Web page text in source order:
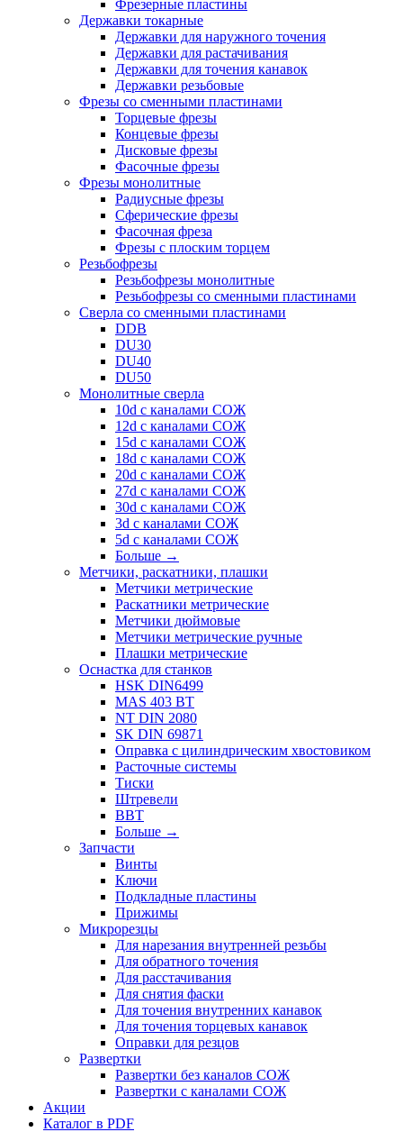
Фрезерные пластины
Державки токарные
Державки для наружного точения
Державки для растачивания
Державки для точения канавок
Державки резьбовые
Фрезы со сменными пластинами
Торцевые фрезы
Концевые фрезы
Дисковые фрезы
Фасочные фрезы
Фрезы монолитные
Радиусные фрезы
Сферические фрезы
Фасочная фреза
Фрезы с плоским торцем
Резьбофрезы
Резьбофрезы монолитные
Резьбофрезы со сменными пластинами
Сверла со сменными пластинами
DDB
DU30
DU40
DU50
Монолитные сверла
10d с каналами СОЖ
12d с каналами СОЖ
15d с каналами СОЖ
18d с каналами СОЖ
20d с каналами СОЖ
27d с каналами СОЖ
30d с каналами СОЖ
3d с каналами СОЖ
5d с каналами СОЖ
Больше →
Метчики, раскатники, плашки
Метчики метрические
Раскатники метрические
Метчики дюймовые
Метчики метрические ручные
Плашки метрические
Оснастка для станков
HSK DIN6499
MAS 403 BT
NT DIN 2080
SK DIN 69871
Оправка с цилиндрическим хвостовиком
Расточные системы
Тиски
Штревели
BBT
Больше →
Запчасти
Винты
Ключи
Подкладные пластины
Прижимы
Микрорезцы
Для нарезания внутренней резьбы
Для обратного точения
Для расстачивания
Для снятия фаски
Для точения внутренних канавок
Для точения торцевых канавок
Оправки для резцов
Развертки
Развертки без каналов СОЖ
Развертки с каналами СОЖ
Акции
Каталог в PDF